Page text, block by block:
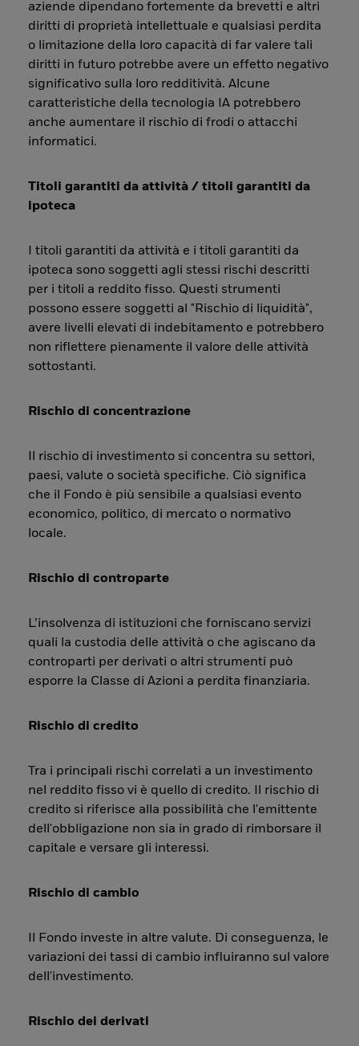
aziende dipendano fortemente da brevetti e altri
diritti di proprietà intellettuale e qualsiasi perdita
o limitazione della loro capacità di far valere tali
diritti in futuro potrebbe avere un effetto negativo
significativo sulla loro redditività. Alcune
caratteristiche della tecnologia IA potrebbero
anche aumentare il rischio di frodi o attacchi
informatici.
Titoli garantiti da attività / titoli garantiti da
ipoteca
I titoli garantiti da attività e i titoli garantiti da
ipoteca sono soggetti agli stessi rischi descritti
per i titoli a reddito fisso. Questi strumenti
possono essere soggetti al "Rischio di liquidità",
avere livelli elevati di indebitamento e potrebbero
non riflettere pienamente il valore delle attività
sottostanti.
Rischio di concentrazione
Il rischio di investimento si concentra su settori,
paesi, valute o società specifiche. Ciò significa
che il Fondo è più sensibile a qualsiasi evento
economico, politico, di mercato o normativo
locale.
Rischio di controparte
L’insolvenza di istituzioni che forniscano servizi
quali la custodia delle attività o che agiscano da
controparti per derivati o altri strumenti può
esporre la Classe di Azioni a perdita finanziaria.
Rischio di credito
Tra i principali rischi correlati a un investimento
nel reddito fisso vi è quello di credito. Il rischio di
credito si riferisce alla possibilità che l'emittente
dell'obbligazione non sia in grado di rimborsare il
capitale e versare gli interessi.
Rischio di cambio
Il Fondo investe in altre valute. Di conseguenza, le
variazioni dei tassi di cambio influiranno sul valore
dell'investimento.
Rischio dei derivati